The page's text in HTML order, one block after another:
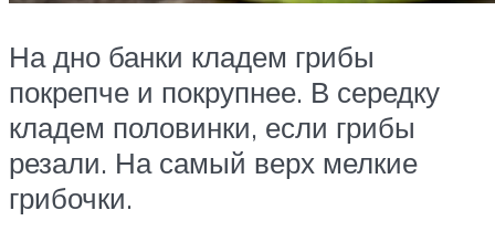
На дно банки кладем грибы
покрепче и покрупнее. В середку
кладем половинки, если грибы
резали. На самый верх мелкие
грибочки.